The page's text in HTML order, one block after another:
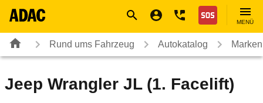
Nothilfe
MENÜ
Rund ums Fahrzeug Autokatalog
Jeep Wrangler JL (1. Facelift)